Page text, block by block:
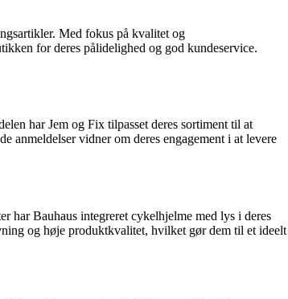
Med fokus på kvalitet og
for deres pålidelighed og god kundeservice.
har Jem og Fix tilpasset deres sortiment til at
anmeldelser vidner om deres engagement i at levere
har Bauhaus integreret cykelhjelme med lys i deres
og høje produktkvalitet, hvilket gør dem til et ideelt